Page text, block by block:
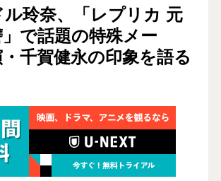
ル玲奈、「レプリカ 元
で話題の特殊メー
千賀健永の印象を語る